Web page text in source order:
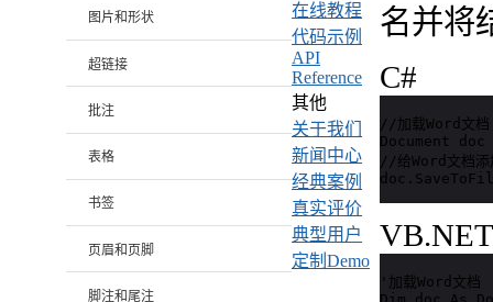
名并将
C#
//加载Word文档
Document
//给Word文档添
VB.NET
'加载Word文档
图片和形状
超链接
批注
表格
书签
页眉和页脚
脚注和尾注
在线教程
代码示例
API
Reference
其他
关于我们
新闻中心
经典案例
真实评价
典型用户
定制Demo